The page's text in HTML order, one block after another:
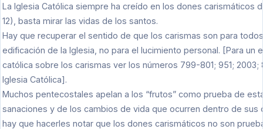
La Iglesia Católica siempre ha creído en los dones carismáticos
12), basta mirar las vidas de los santos.
Hay que recuperar el sentido de que los carismas son para
edificación de la Iglesia, no para el lucimiento personal. [Para un
católica sobre los carismas ver los números 799-801; 951;
Iglesia Católica].
Muchos pentecostales apelan a los “frutos” como prueba de
sanaciones y de los cambios de vida que ocurren dentro de sus
hay que hacerles notar que los dones carismáticos no son